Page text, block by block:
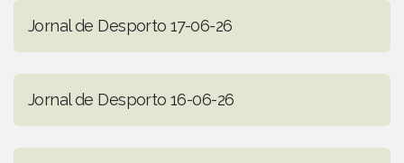
Jornal de Desporto 17-06-26
Jornal de Desporto 16-06-26